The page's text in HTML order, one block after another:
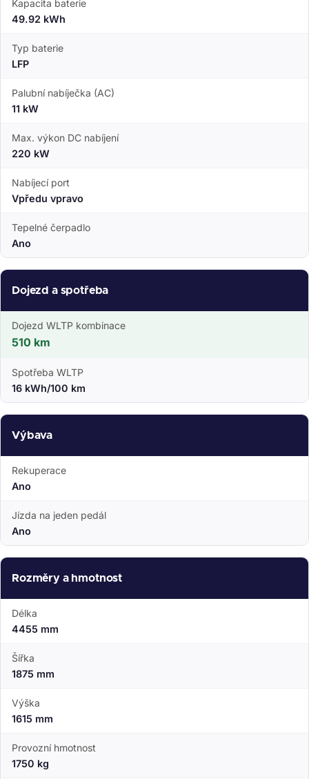
Kapacita baterie
49.92 kWh
Typ baterie
LFP
Palubní nabíječka (AC)
11 kW
Max. výkon DC nabíjení
220 kW
Nabíjecí port
Vpředu vpravo
Tepelné čerpadlo
Ano
Dojezd a spotřeba
Dojezd WLTP kombinace
510 km
Spotřeba WLTP
16 kWh/100 km
Výbava
Rekuperace
Ano
Jízda na jeden pedál
Ano
Rozměry a hmotnost
Délka
4455 mm
Šířka
1875 mm
Výška
1615 mm
Provozní hmotnost
1750 kg